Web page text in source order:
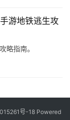
游地铁逃生攻
略指南。
号-18 Powered